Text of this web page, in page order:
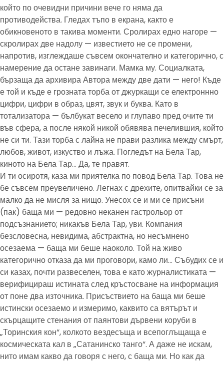
който по очевидни причини вече го няма да
противодейства. Гледах тъпо в екрана, както е
обикновеното в такива моменти. Сролирах едно нагоре —
скролирах две надолу — известието не се промени,
напротив, изглеждаше съвсем окончателно и категорично, с
намерение да остане завинаги. Мамка му. Социалката,
бързаща да архивира Автора между две дати — него! Къде
е той и къде е грозната торба от джуркащи се електроннно
цифри, цифри в образ, цвят, звук и буква. Като в
тотализатора — бълбукат весело и глупаво пред очите ти
във сфера, а после някой никой обявява печелившия, който
не си ти. Тази торба с лайна не прави разлика между смърт,
любов, живот, изкуство и лъжа. Погледът на Бела Тар,
киното на Бела Тар… Да, те правят.
И ти осиротя, каза ми приятелка по повод Бела Тар. Това не
бе съвсем преувеличено. Легнах с дрехите, опитвайки се за
малко да не мисля за нищо. Унесох се и ми се присъни
(пак) баща ми — редовно неканен гастрольор от
подсъзнанието; никакъв Бела Тар, уви. Компания
безсловесна, невидима, абстрактна, но несъмнено
осезаема — баща ми беше наоколо. Той на живо
категорично отказа да ми проговори, камо ли… Събудих се и
си казах, почти развеселен, това е като журналистиката —
верифицираш истината след кръстосване на информация
от поне два източника. Присъствието на баща ми беше
истински осезаемо и измеримо, каквито са вятърът и
скърцащите стенания от паянтови дървени коруби в
„Торинския кон“, колкото вездесъща и всепоглъщаща е
космическата кал в „Сатанинско танго“. А даже не искам,
нито имам какво да говоря с него, с баща ми. Но как да